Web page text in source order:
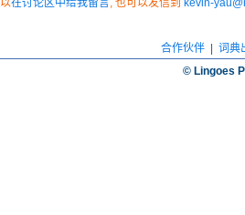
以在讨论区中给我留言, 也可以发信到 kevin-
合作伙伴| 词典
© Lingoes